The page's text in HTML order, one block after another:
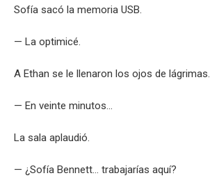
Sofía sacó la memoria USB.
— La optimicé.
A Ethan se le llenaron los ojos de lágrimas.
— En veinte minutos…
La sala aplaudió.
— ¿Sofía Bennett… trabajarías aquí?